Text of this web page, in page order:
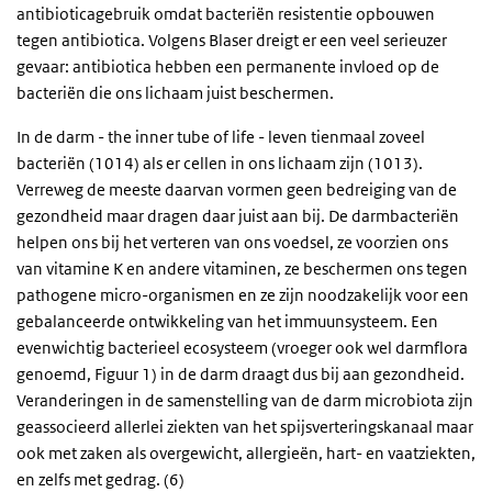
antibioticagebruik omdat bacteriën resistentie opbouwen
tegen antibiotica. Volgens Blaser dreigt er een veel serieuzer
gevaar: antibiotica hebben een permanente invloed op de
bacteriën die ons lichaam juist beschermen.
In de darm - the inner tube of life - leven tienmaal zoveel
bacteriën (1014) als er cellen in ons lichaam zijn (1013).
Verreweg de meeste daarvan vormen geen bedreiging van de
gezondheid maar dragen daar juist aan bij. De darmbacteriën
helpen ons bij het verteren van ons voedsel, ze voorzien ons
van vitamine K en andere vitaminen, ze beschermen ons tegen
pathogene micro-organismen en ze zijn noodzakelijk voor een
gebalanceerde ontwikkeling van het immuunsysteem. Een
evenwichtig bacterieel ecosysteem (vroeger ook wel darmflora
genoemd, Figuur 1) in de darm draagt dus bij aan gezondheid.
Veranderingen in de samenstelling van de darm microbiota zijn
geassocieerd allerlei ziekten van het spijsverteringskanaal maar
ook met zaken als overgewicht, allergieën, hart- en vaatziekten,
en zelfs met gedrag. (6)